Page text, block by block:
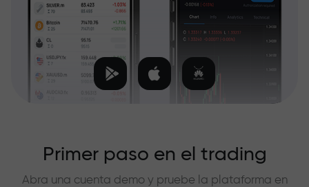
Primer paso en el trading
Abra una cuenta demo y pruebe la plataforma en